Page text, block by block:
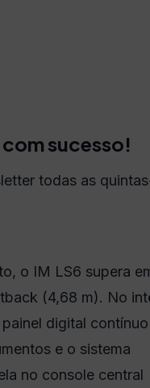
sucesso!
todas as
o IM LS6 supera
(4,68 m). No
digital
e o sistema
no console central